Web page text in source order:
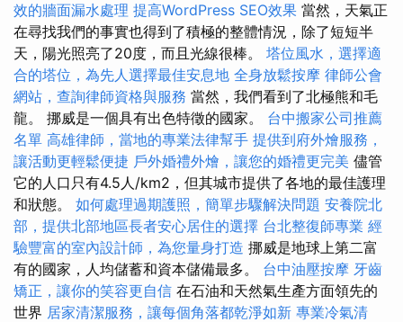
效的牆面漏水處理 提高WordPress SEO效果 當然，天氣正
在尋找我們的事實也得到了積極的整體情況，除了短短半
天，陽光照亮了20度，而且光線很棒。 塔位風水，選擇適
合的塔位，為先人選擇最佳安息地 全身放鬆按摩 律師公會
網站，查詢律師資格與服務 當然，我們看到了北極熊和毛
龍。 挪威是一個具有出色特徵的國家。 台中搬家公司推薦
名單 高雄律師，當地的專業法律幫手 提供到府外燴服務，
讓活動更輕鬆便捷 戶外婚禮外燴，讓您的婚禮更完美 儘管
它的人口只有4.5人/km2，但其城市提供了各地的最佳護理
和狀態。 如何處理過期護照，簡單步驟解決問題 安養院北
部，提供北部地區長者安心居住的選擇 台北整復師專業 經
驗豐富的室內設計師，為您量身打造 挪威是地球上第二富
有的國家，人均儲蓄和資本儲備最多。 台中油壓按摩 牙齒
矯正，讓你的笑容更自信 在石油和天然氣生產方面領先的
世界 居家清潔服務，讓每個角落都乾淨如新 專業冷氣清